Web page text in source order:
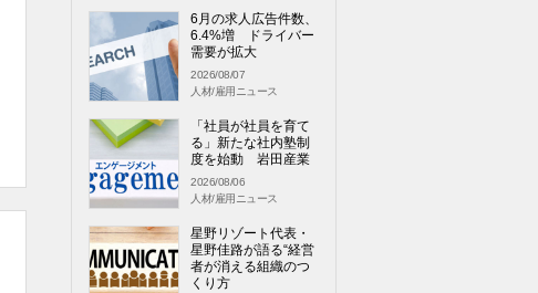
6月の求人広告件数、
6.4%増 ドライバー
需要が拡大
2026/08/07
人材/雇用ニュース
「社員が社員を育て
る」新たな社内塾制
度を始動 岩田産業
2026/08/06
人材/雇用ニュース
星野リゾート代表・
星野佳路が語る“経営
者が消える組織のつ
くり方